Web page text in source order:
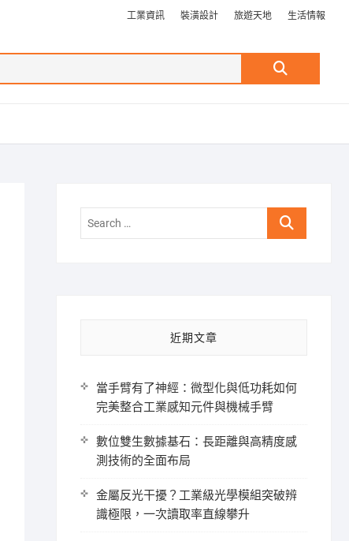
工業資訊 裝潢設計 旅遊天地 生活情報
Search
Search
近期文章
當手臂有了神經：微型化與低功耗如何
完美整合工業感知元件與機械手臂
數位雙生數據基石：長距離與高精度感
測技術的全面布局
金屬反光干擾？工業級光學模組突破辨
識極限，一次讀取率直線攀升